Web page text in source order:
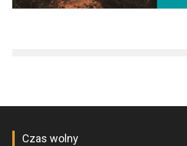
Czas wolny